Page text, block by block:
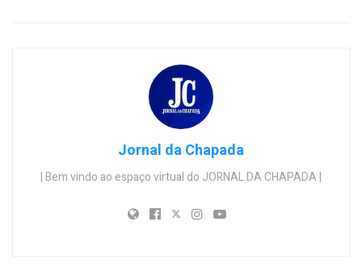
Jornal da Chapada
| Bem vindo ao espaço virtual do JORNAL DA CHAPADA |